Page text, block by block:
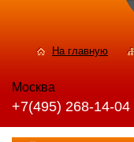
На главную
Москва
+7(495) 268-14-04